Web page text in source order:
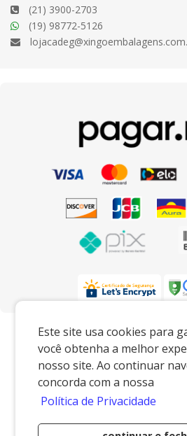
Este site usa cookies para
você obtenha a melhor
nosso site. Ao continuar
concorda com a nossa
Política de Privacidade
(21) 3900-2703
(19) 98772-5126
Preços e condições
www.xingoembalagens.com.br e
sofrer alterações sem
Xingó Embalagens|
www.xingoembalagens.com.br|
s/n - Borda da Mata - Jaguariúna/SP